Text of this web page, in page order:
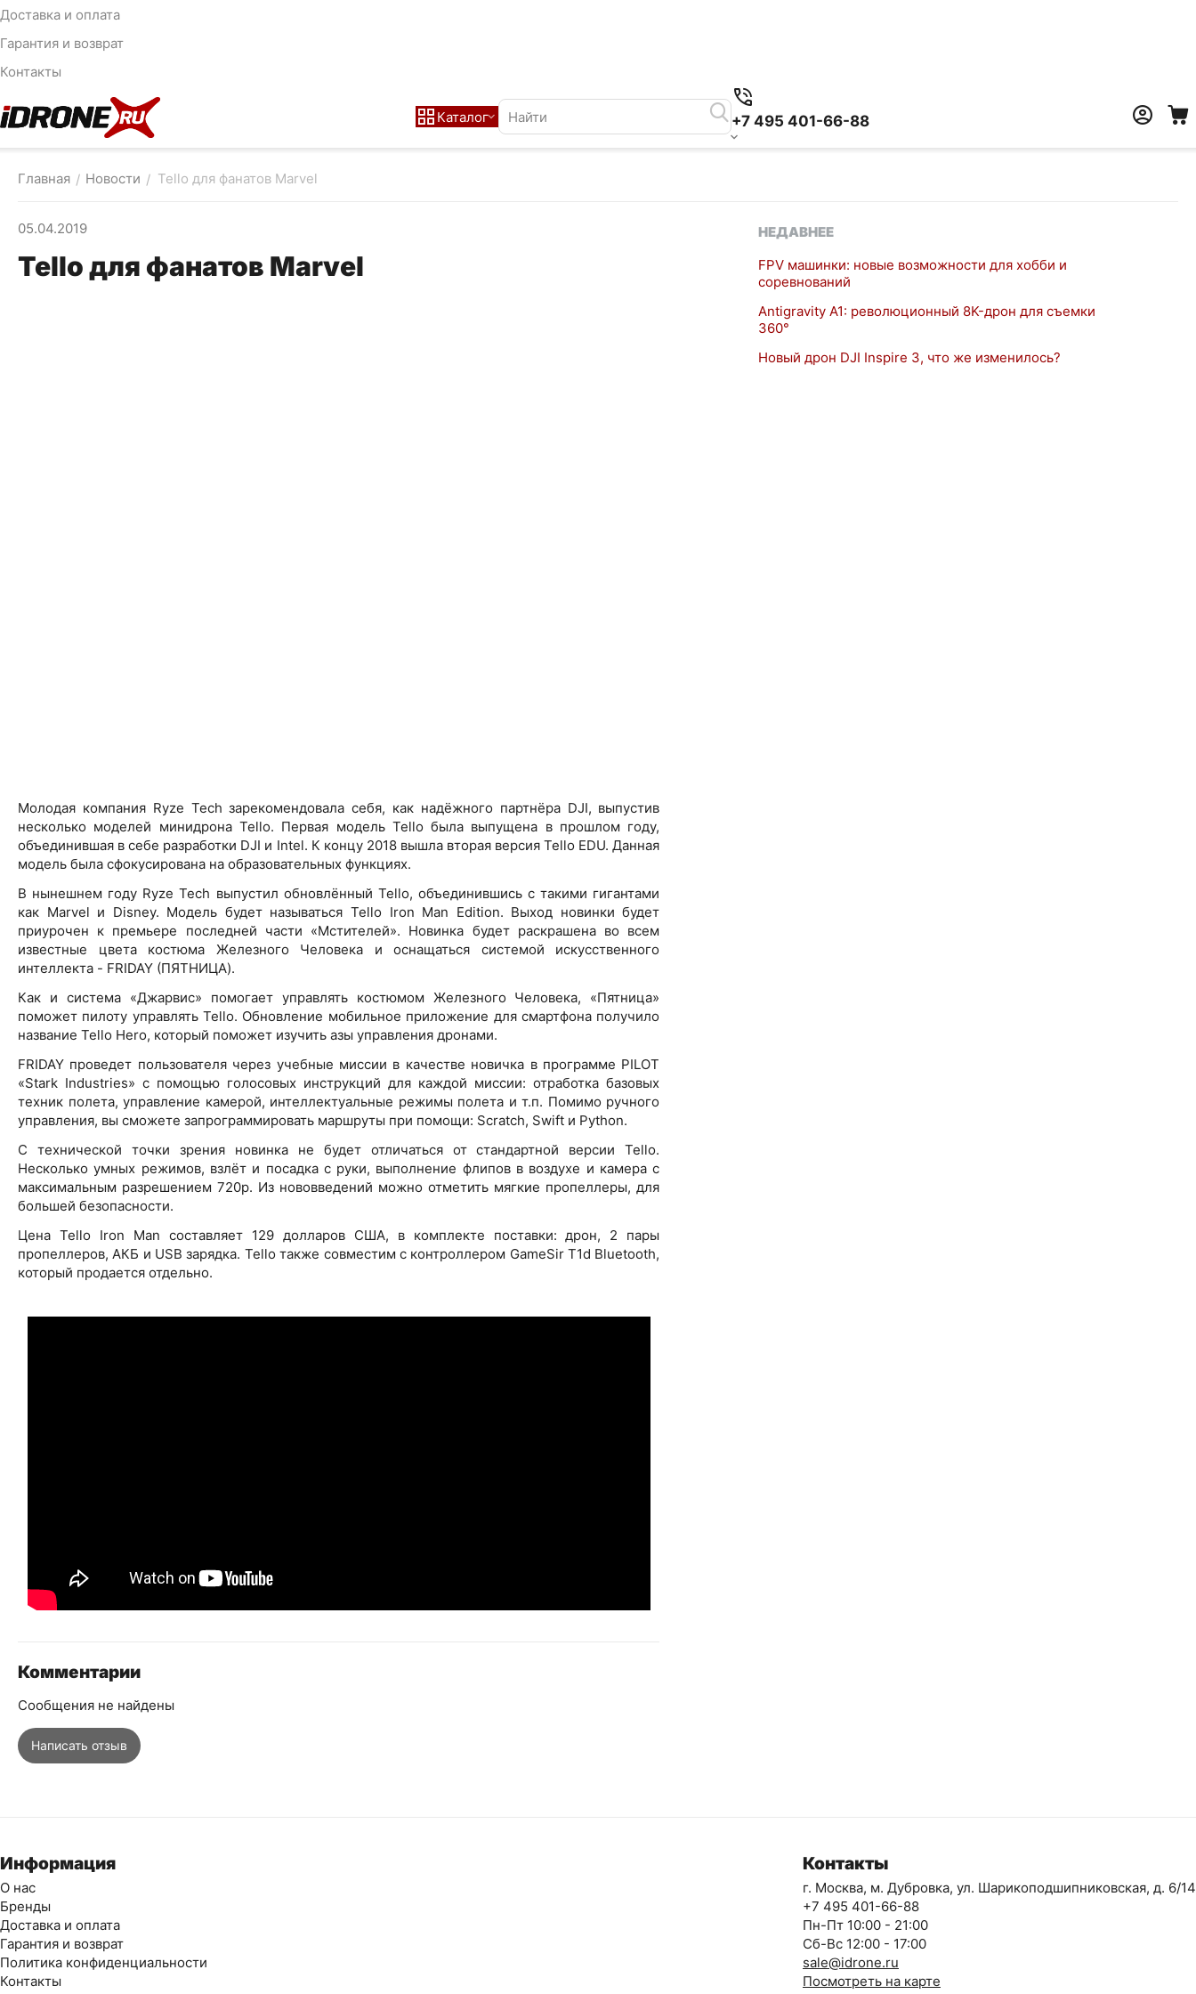
Доставка и оплата
Гарантия и возврат
Контакты
Каталог +7 495 401-66-88
Главная / Новости / Tello для фанатов Marvel
05.04.2019
Tello для фанатов Marvel
Молодая компания Ryze Tech зарекомендовала себя, как надёжного партнёра DJI, выпустив
несколько моделей минидрона Tello. Первая модель Tello была выпущена в прошлом году,
объединившая в себе разработки DJI и Intel. К концу 2018 вышла вторая версия Tello EDU. Данная
модель была сфокусирована на образовательных функциях.
В нынешнем году Ryze Tech выпустил обновлённый Tello, объединившись с такими гигантами
как Marvel и Disney. Модель будет называться Tello Iron Man Edition. Выход новинки будет
приурочен к премьере последней части «Мстителей». Новинка будет раскрашена во всем
известные цвета костюма Железного Человека и оснащаться системой искусственного
интеллекта - FRIDAY (ПЯТНИЦА).
Как и система «Джарвис» помогает управлять костюмом Железного Человека, «Пятница»
поможет пилоту управлять Tello. Обновление мобильное приложение для смартфона получило
название Tello Hero, который поможет изучить азы управления дронами.
FRIDAY проведет пользователя через учебные миссии в качестве новичка в программе PILOT
«Stark Industries» с помощью голосовых инструкций для каждой миссии: отработка базовых
техник полета, управление камерой, интеллектуальные режимы полета и т.п. Помимо ручного
управления, вы сможете запрограммировать маршруты при помощи: Scratch, Swift и Python.
С технической точки зрения новинка не будет отличаться от стандартной версии Tello.
Несколько умных режимов, взлёт и посадка с руки, выполнение флипов в воздухе и камера с
максимальным разрешением 720p. Из нововведений можно отметить мягкие пропеллеры, для
большей безопасности.
Цена Tello Iron Man составляет 129 долларов США, в комплекте поставки: дрон, 2 пары
пропеллеров, АКБ и USB зарядка. Tello также совместим с контроллером GameSir T1d Bluetooth,
который продается отдельно.
Комментарии
Сообщения не найдены
Написать отзыв
НЕДАВНЕЕ
FPV машинки: новые возможности для хобби и
соревнований
Antigravity A1: революционный 8K-дрон для съемки
360°
Новый дрон DJI Inspire 3, что же изменилось?
Информация
О нас
Бренды
Доставка и оплата
Гарантия и возврат
Политика конфиденциальности
Контакты
Контакты
г. Москва, м. Дубровка, ул. Шарикоподшипниковская, д. 6/14
+7 495 401-66-88
Пн-Пт 10:00 - 21:00
Сб-Вс 12:00 - 17:00
sale@idrone.ru
Посмотреть на карте